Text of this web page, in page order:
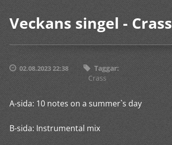
Veckans singel - Crass
02.08.2023 22:38 Taggar:
Crass
A-sida: 10 notes on a summer`s day
B-sida: Instrumental mix